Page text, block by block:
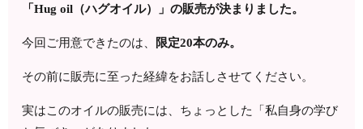
「Hug oil（ハグオイル）」の販売が決まりました。
今回ご用意できたのは、 限定20本のみ。
その前に販売に至った経緯をお話しさせてください。
実はこのオイルの販売には、ちょっとした「私自身の学び